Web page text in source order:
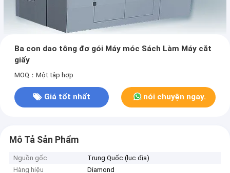
Ba con dao tông đơ gói Máy móc Sách Làm Máy cắt
giấy
MOQ：Một tập hợp
Giá tốt nhất nói chuyện ngay.
Mô Tả Sản Phẩm
Nguồn gốc
Trung Quốc (lục địa)
Hàng hiệu
Diamond